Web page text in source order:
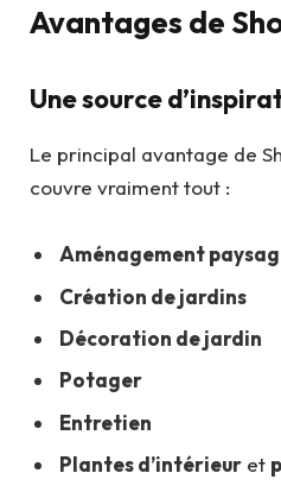
Avantages de
Une source
Le principal avantage de
couvre vraiment tout :
Aménagement
Création de jardins
Décoration de jardin
Potager
Entretien
Plantes d’intérieur et